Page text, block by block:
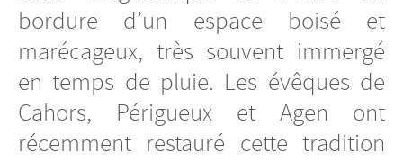
bordure d’un espace boisé et
marécageux, très souvent immergé
en temps de pluie. Les évêques de
Cahors, Périgueux et Agen ont
récemment restauré cette tradition